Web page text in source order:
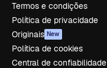
Termos e condições
Política de privacidade
Originais New
Política de cookies
Central de confiabilidade